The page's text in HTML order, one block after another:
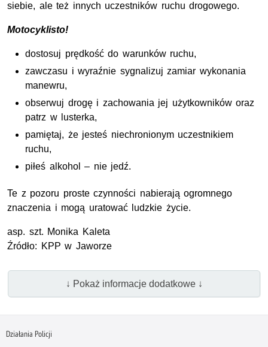
siebie, ale też innych uczestników ruchu drogowego.
Motocyklisto!
dostosuj prędkość do warunków ruchu,
zawczasu i wyraźnie sygnalizuj zamiar wykonania
manewru,
obserwuj drogę i zachowania jej użytkowników oraz
patrz w lusterka,
pamiętaj, że jesteś niechronionym uczestnikiem
ruchu,
piłeś alkohol – nie jedź.
Te z pozoru proste czynności nabierają ogromnego
znaczenia i mogą uratować ludzkie życie.
asp. szt. Monika Kaleta
Źródło: KPP w Jaworze
↓ Pokaż informacje dodatkowe ↓
Działania Policji